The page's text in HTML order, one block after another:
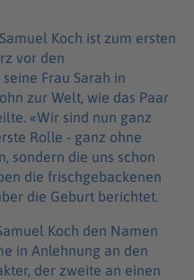
Koch ist zum ersten
vor den
Frau Sarah in
zur Welt, wie das Paar
«Wir sind nun ganz
Rolle - ganz ohne
sondern die uns schon
die frischgebackenen
die Geburt berichtet.
Koch den Namen
in Anlehnung an den
der zweite an einen